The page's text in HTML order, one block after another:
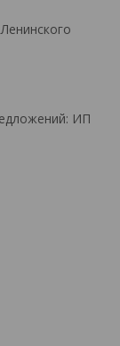
ИП